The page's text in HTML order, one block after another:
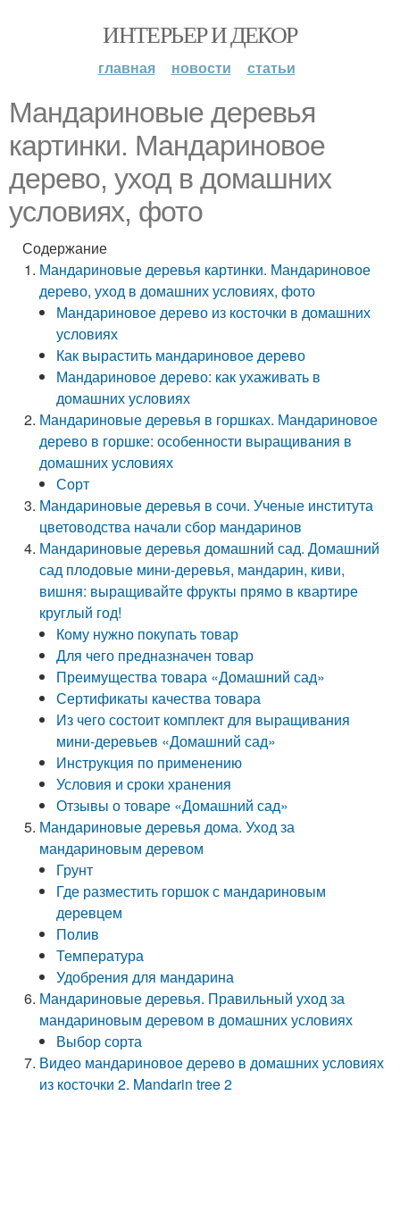
ИНТЕРЬЕР И ДЕКОР
главная новости статьи
Мандариновые деревья
картинки. Мандариновое
дерево, уход в домашних
условиях, фото
Содержание
Мандариновые деревья картинки. Мандариновое
дерево, уход в домашних условиях, фото
Мандариновое дерево из косточки в домашних
условиях
Как вырастить мандариновое дерево
Мандариновое дерево: как ухаживать в
домашних условиях
Мандариновые деревья в горшках. Мандариновое
дерево в горшке: особенности выращивания в
домашних условиях
Сорт
Мандариновые деревья в сочи. Ученые института
цветоводства начали сбор мандаринов
Мандариновые деревья домашний сад. Домашний
сад плодовые мини-деревья, мандарин, киви,
вишня: выращивайте фрукты прямо в квартире
круглый год!
Кому нужно покупать товар
Для чего предназначен товар
Преимущества товара «Домашний сад»
Сертификаты качества товара
Из чего состоит комплект для выращивания
мини-деревьев «Домашний сад»
Инструкция по применению
Условия и сроки хранения
Отзывы о товаре «Домашний сад»
Мандариновые деревья дома. Уход за
мандариновым деревом
Грунт
Где разместить горшок с мандариновым
деревцем
Полив
Температура
Удобрения для мандарина
Мандариновые деревья. Правильный уход за
мандариновым деревом в домашних условиях
Выбор сорта
Видео мандариновое дерево в домашних условиях
из косточки 2. Mandarin tree 2